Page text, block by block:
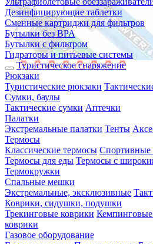
Дезинфицирующие таблетки
Сменные картриджи для фильтров
Бутылки без BPA
Бутылки с фильтром
Гидраторы и питьевые системы
Туристическое снаряжение
Рюкзаки
Туристические рюкзаки
Сумки, баулы
Тактические сумки Аптечки
Палатки
Экстремальные палатки Тенты
Термосы
Классические термосы Спортивные
Термосы для еды Термосы с
Термокружки
Спальные мешки
Экстремальные, эксклюзивные
Коврики, сидушки, подушки
Трекинговые коврики
коврики
Газовое оборудование